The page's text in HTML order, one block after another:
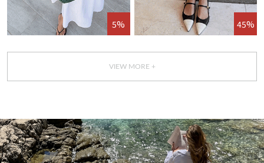
5% 45%
VIEW MORE +